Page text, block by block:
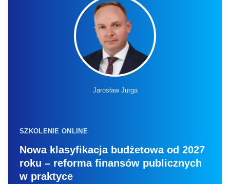
Jarosław Jurga
SZKOLENIE ONLINE
Nowa klasyfikacja budżetowa od 2027
roku – reforma finansów publicznych
w praktyce